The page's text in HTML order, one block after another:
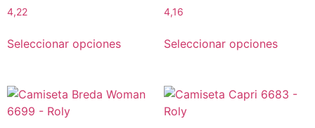
4,22
Seleccionar opciones
4,16
Seleccionar opciones